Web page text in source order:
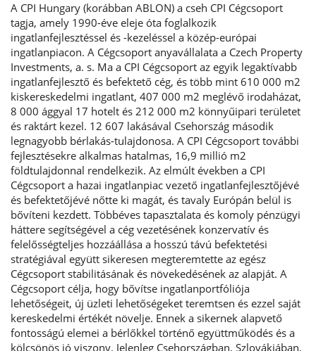
A CPI Hungary (korábban ABLON) a cseh CPI Cégcsoport
tagja, amely 1990-éve eleje óta foglalkozik
ingatlanfejlesztéssel és -kezeléssel a közép-európai
ingatlanpiacon. A Cégcsoport anyavállalata a Czech Property
Investments, a. s. Ma a CPI Cégcsoport az egyik legaktívabb
ingatlanfejlesztő és befektető cég, és több mint 610 000 m2
kiskereskedelmi ingatlant, 407 000 m2 meglévő irodaházat,
8 000 ággyal 17 hotelt és 212 000 m2 könnyűipari területet
és raktárt kezel. 12 607 lakásával Csehország második
legnagyobb bérlakás-tulajdonosa. A CPI Cégcsoport további
fejlesztésekre alkalmas hatalmas, 16,9 millió m2
földtulajdonnal rendelkezik. Az elmúlt években a CPI
Cégcsoport a hazai ingatlanpiac vezető ingatlanfejlesztőjévé
és befektetőjévé nőtte ki magát, és tavaly Európán belül is
bővíteni kezdett. Többéves tapasztalata és komoly pénzügyi
háttere segítségével a cég vezetésének konzervatív és
felelősségteljes hozzáállása a hosszú távú befektetési
stratégiával együtt sikeresen megteremtette az egész
Cégcsoport stabilitásának és növekedésének az alapját. A
Cégcsoport célja, hogy bővítse ingatlanportfóliója
lehetőségeit, új üzleti lehetőségeket teremtsen és ezzel saját
kereskedelmi értékét növelje. Ennek a sikernek alapvető
fontosságú elemei a bérlőkkel történő együttműködés és a
kölcsönös jó viszony. Jelenleg Csehországban, Szlovákiában,